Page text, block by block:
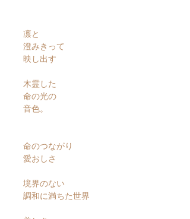
凛と
澄みきって
映し出す
木霊した
命の光の
音色。
命のつながり
愛おしさ
境界のない
調和に満ちた世界